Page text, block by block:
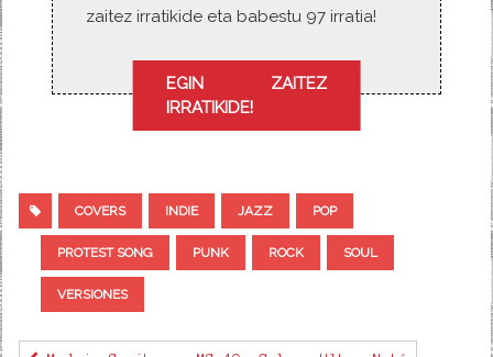
zaitez irratikide eta babestu 97 irratia!
EGIN ZAITEZ
IRRATIKIDE!
COVERS INDIE JAZZ POP
PROTEST SONG PUNK ROCK SOUL
VERSIONES